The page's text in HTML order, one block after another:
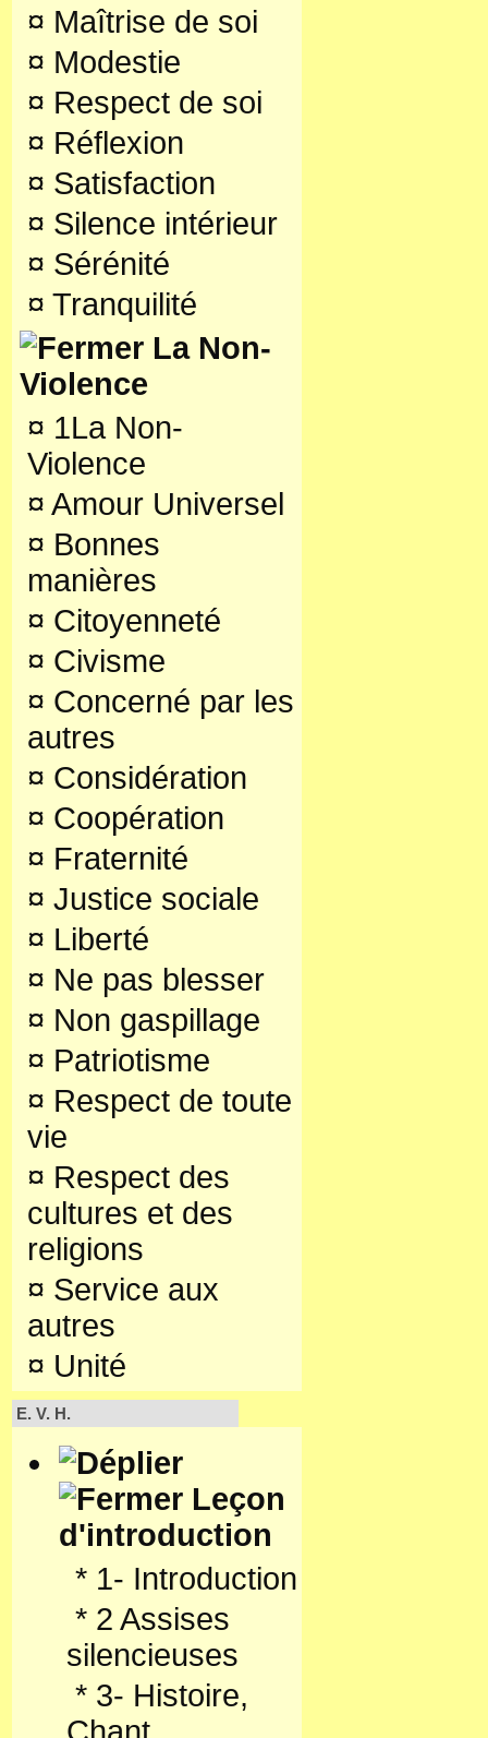
¤ Maîtrise de soi
¤ Modestie
¤ Respect de soi
¤ Réflexion
¤ Satisfaction
¤ Silence intérieur
¤ Sérénité
¤ Tranquilité
La Non-
Violence
¤ 1La Non-
Violence
¤ Amour Universel
¤ Bonnes
manières
¤ Citoyenneté
¤ Civisme
¤ Concerné par les
autres
¤ Considération
¤ Coopération
¤ Fraternité
¤ Justice sociale
¤ Liberté
¤ Ne pas blesser
¤ Non gaspillage
¤ Patriotisme
¤ Respect de toute
vie
¤ Respect des
cultures et des
religions
¤ Service aux
autres
¤ Unité
E. V. H.
Leçon
d'introduction
* 1- Introduction
* 2 Assises
silencieuses
* 3- Histoire,